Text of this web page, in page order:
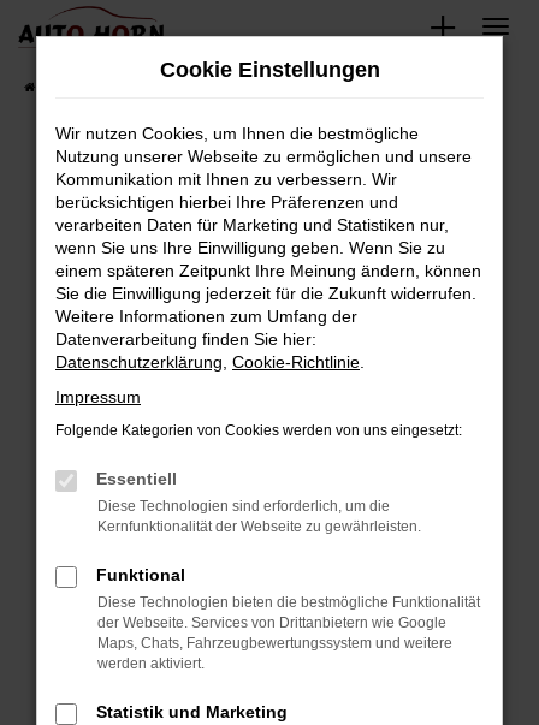
Zum
springen
Fahrzeugbestand
Fehler: Network Error
Beim Laden ist ein Fehler aufgetreten.
Hier sind ein paar Tipps, die dir helfen können:
Überprüfe deine Firewall und deine
Internetverbindung.
Laden andere Webseiten, zum Beispiel deine
Suchmaschine?
Prüfe deine Browsererweiterungen.
können das Laden bestimmter Seiten
verhindern. Funktioniert die Seite in einem
anderen Browser oder in einem privaten
Starte dein Gerät neu.
Das kann manchmal helfen, vorübergehende
Probleme zu beheben.
Betriebssystem auf dem neuesten Stand
Cookie Einstellungen
Wir nutzen Cookies, um Ihnen die bestmögliche
Nutzung unserer Webseite zu ermöglichen und unsere
Kommunikation mit Ihnen zu verbessern. Wir
berücksichtigen hierbei Ihre Präferenzen und
verarbeiten Daten für Marketing und Statistiken nur,
wenn Sie uns Ihre Einwilligung geben. Wenn Sie zu
einem späteren Zeitpunkt Ihre Meinung ändern, können
Sie die Einwilligung jederzeit für die Zukunft widerrufen.
Weitere Informationen zum Umfang der
Datenverarbeitung finden Sie hier:
Datenschutzerklärung Cookie-Richtlinie
Impressum
Folgende Kategorien von Cookies werden von uns eingesetzt:
Essentiell
Diese Technologien sind erforderlich, um die
Kernfunktionalität der Webseite zu gewährleisten.
Funktional
Diese Technologien bieten die bestmögliche Funktionalität
der Webseite. Services von Drittanbietern wie Google
Maps, Chats, Fahrzeugbewertungssystem und weitere
werden aktiviert.
Statistik und Marketing